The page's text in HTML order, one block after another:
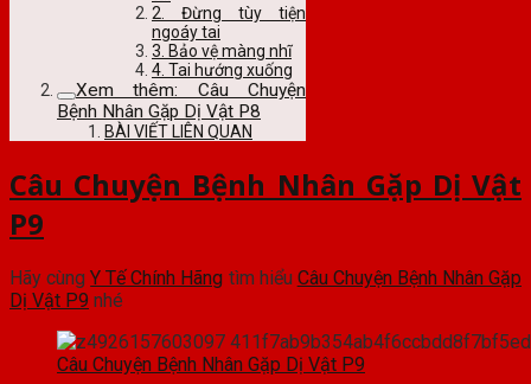
2. Đừng tùy tiện
ngoáy tai
3. Bảo vệ màng nhĩ
4. Tai hướng xuống
Xem thêm: Câu Chuyện
Bệnh Nhân Gặp Dị Vật P8
BÀI VIẾT LIÊN QUAN
Câu Chuyện Bệnh Nhân Gặp Dị Vật
P9
Hãy cùngY Tế Chính Hãng tìm hiểu Câu Chuyện Bệnh Nhân Gặp
Dị Vật P9 nhé
Câu Chuyện Bệnh Nhân Gặp Dị Vật P9